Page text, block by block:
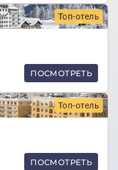
Топ-отель
ПОСМОТРЕТЬ
Топ-отель
ПОСМОТРЕТЬ